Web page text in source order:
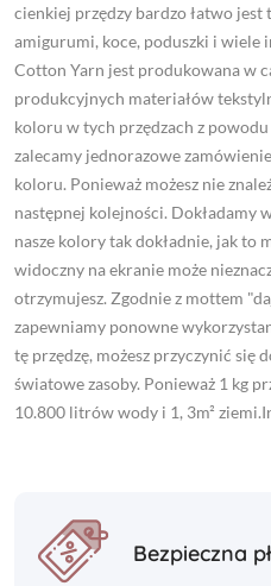
cienkiej przędzy bardzo łatwo
amigurumi, koce, poduszki i wiele
Cotton Yarn jest produkowana w
produkcyjnych materiałów
koloru w tych przędzach z
zalecamy jednorazowe
koloru. Ponieważ możesz nie
następnej kolejności. Dokładamy
nasze kolory tak dokładnie, jak to
widoczny na ekranie może
otrzymujesz. Zgodnie z mottem
zapewniamy ponowne
tę przędzę, możesz przyczynić się
światowe zasoby. Ponieważ 1 kg
10.800 litrów wody i 1, 3m²
Bezpieczna